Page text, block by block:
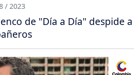
/ 2023
de "Día a Día" despide a